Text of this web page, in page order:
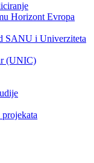
Horizont Evropa
SANU i Univerziteta
(UNIC)